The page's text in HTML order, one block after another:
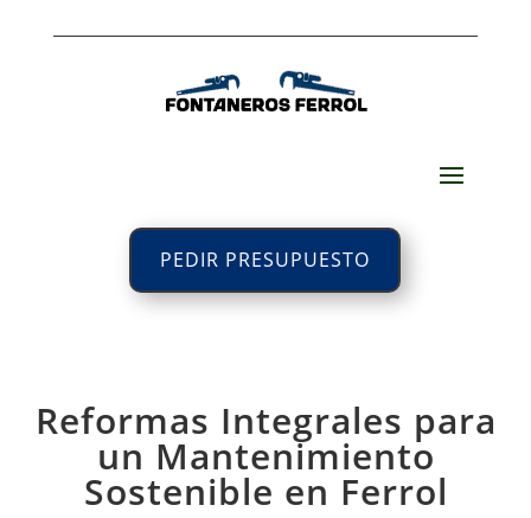
PEDIR PRESUPUESTO
Reformas Integrales para
un Mantenimiento
Sostenible en Ferrol